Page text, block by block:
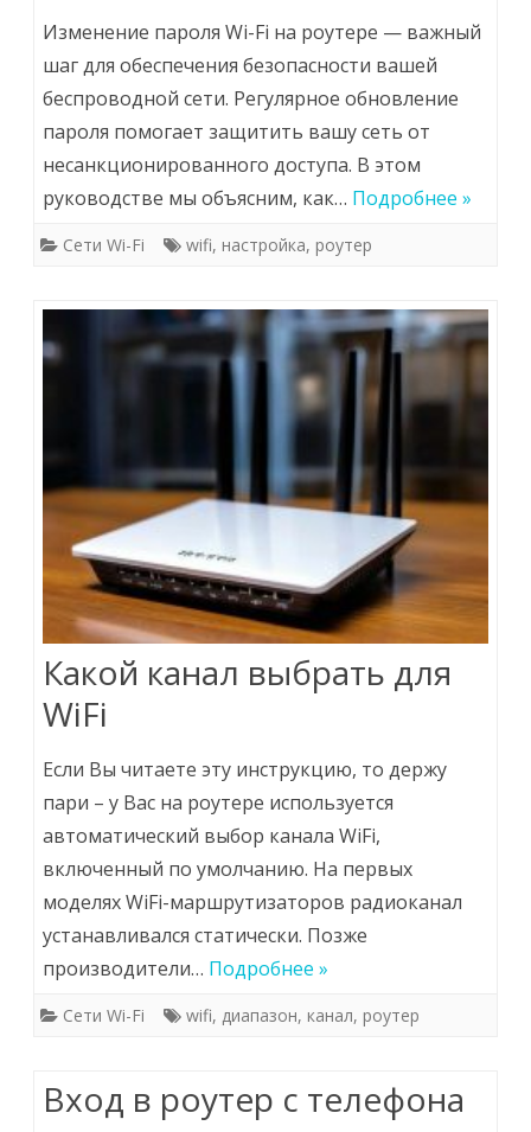
Изменение пароля Wi-Fi на роутере — важный
шаг для обеспечения безопасности вашей
беспроводной сети. Регулярное обновление
пароля помогает защитить вашу сеть от
несанкционированного доступа. В этом
руководстве мы объясним, как… Подробнее »
Сети Wi-Fi wifi, настройка, роутер
Какой канал выбрать для
WiFi
Если Вы читаете эту инструкцию, то держу
пари – у Вас на роутере используется
автоматический выбор канала WiFi,
включенный по умолчанию. На первых
моделях WiFi-маршрутизаторов радиоканал
устанавливался статически. Позже
производители… Подробнее »
Сети Wi-Fi wifi, диапазон, канал, роутер
Вход в роутер с телефона